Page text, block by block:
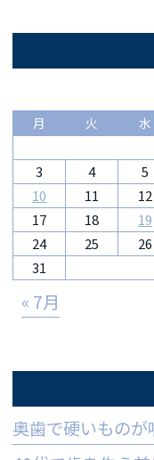
月 火 水
3
4 5
10
11 12
17
18 19
24
25 26
31
« 7月